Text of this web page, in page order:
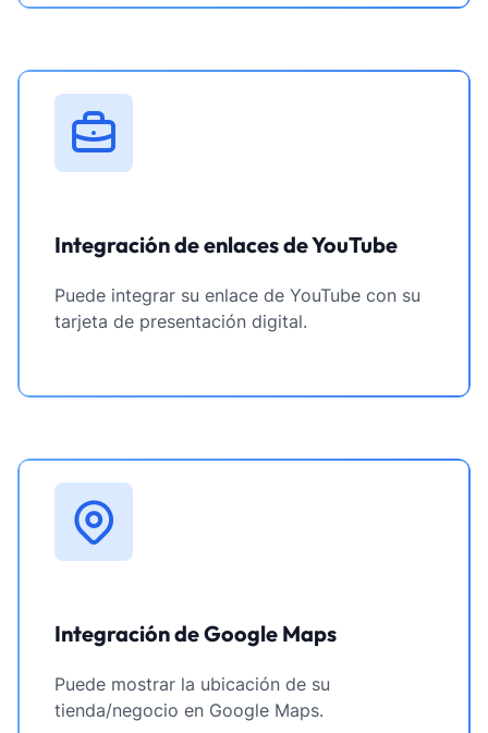
Integración de enlaces de YouTube
Puede integrar su enlace de YouTube con su
tarjeta de presentación digital.
Integración de Google Maps
Puede mostrar la ubicación de su
tienda/negocio en Google Maps.